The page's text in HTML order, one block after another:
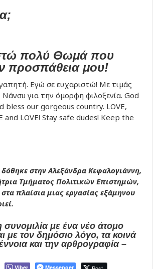
πολύ Θωμά που
προσπάθεια μου!
Εγώ σε ευχαριστώ! Με τιμάς
για την όμορφη φιλοξενία. God
bless our gorgeous country. LOVE,
and LOVE! Stay safe dudes! Keep the
στην Αλεξάνδρα Κεφαλογιάννη,
Τμήματος Πολιτικών Επιστημών,
στα πλαίσια μιας εργασίας εξάμηνου
με ένα νέο άτομο
με τον δημόσιο λόγο, τα κοινά
και την αρθρογραφία –
Viber Messenger